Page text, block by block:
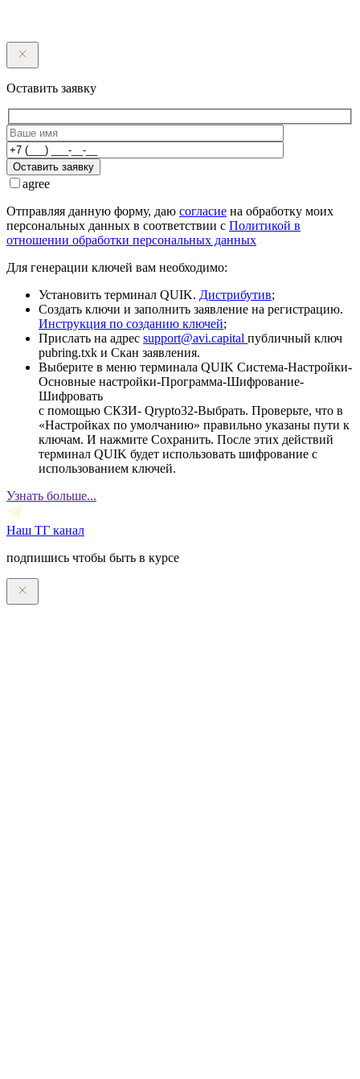
Оставить заявку
Оставить заявку
agree
Отправляя данную форму, даю согласие на обработку моих
персональных данных в соответствии с Политикой в
отношении обработки персональных данных
Для генерации ключей вам необходимо:
Установить терминал QUIK. Дистрибутив;
Создать ключи и заполнить заявление на регистрацию.
Инструкция по созданию ключей;
Прислать на адрес support@avi.capital публичный ключ
pubring.txk и Скан заявления.
Выберите в меню терминала QUIK Система-Настройки-
Основные настройки-Программа-Шифрование-
Шифровать
с помощью СКЗИ- Qrypto32-Выбрать. Проверьте, что в
«Настройках по умолчанию» правильно указаны пути к
ключам. И нажмите Сохранить. После этих действий
терминал QUIK будет использовать шифрование с
использованием ключей.
Узнать больше...
Наш ТГ канал
подпишись чтобы быть в курсе